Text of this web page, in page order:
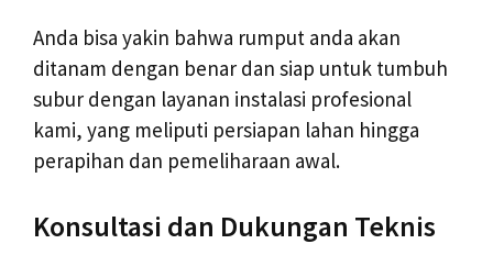
Anda bisa yakin bahwa rumput anda akan
ditanam dengan benar dan siap untuk tumbuh
subur dengan layanan instalasi profesional
kami, yang meliputi persiapan lahan hingga
perapihan dan pemeliharaan awal.
Konsultasi dan Dukungan Teknis